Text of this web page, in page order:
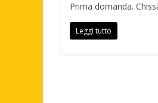
Prima domanda.
Leggi tutto